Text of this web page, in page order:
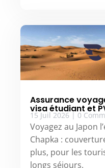
Assurance
visa étudiant et
15 Juil 2026 | 0
Voyagez au Japon
Chapka :
plus, pour les
longs séjours.